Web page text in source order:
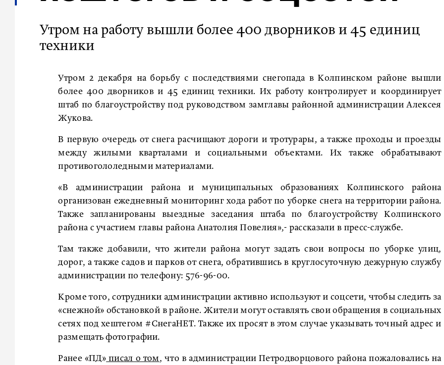
Утром на работу вышли более 400 дворников и 45 единиц
техники
Утром 2 декабря на борьбу с последствиями снегопада в Колпинском районе вышли
более 400 дворников и 45 единиц техники. Их работу контролирует и координирует
штаб по благоустройству под руководством замглавы районной администрации Алексея
Жукова.
В первую очередь от снега расчищают дороги и тротурары, а также проходы и проезды
между жилыми кварталами и социальными объектами. Их также обрабатывают
противогололедными материалами.
«В администрации района и муниципальных образованиях Колпинского района
организован ежедневный мониторинг хода работ по уборке снега на территории района.
Также запланированы выездные заседания штаба по благоустройству Колпинского
района с участием главы района Анатолия Повелия»,- рассказали в пресс-службе.
Там также добавили, что жители района могут задать свои вопросы по уборке улиц,
дорог, а также садов и парков от снега, обратившись в круглосуточную дежурную службу
администрации по телефону: 576-96-00.
Кроме того, сотрудники администрации активно используют и соцсети, чтобы следить за
«снежной» обстановкой в районе. Жители могут оставлять свои обращения в социальных
сетях под хештегом #СнегаНЕТ. Также их просят в этом случае указывать точный адрес и
размещать фотографии.
Ранее «ПД» писал о том, что в администрации Петродворцового района пожаловались на